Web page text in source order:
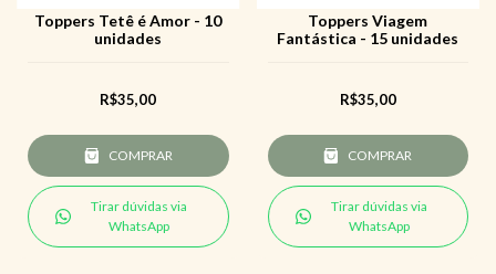
Toppers Tetê é Amor - 10
unidades
R$35,00
COMPRAR
Tirar dúvidas via
WhatsApp
Toppers Viagem
Fantástica - 15 unidades
R$35,00
COMPRAR
Tirar dúvidas via
WhatsApp